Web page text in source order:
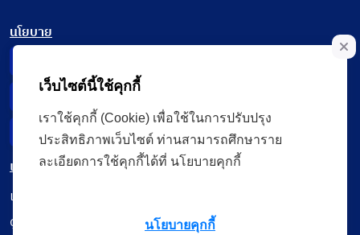
นโยบาย
Data Subject Right
Incident Report
เมนู
เรียนออนไลน์
ดูถ่ายทอดสด
เว็บไซต์นี้ใช้คุกกี้
เราใช้คุกกี้ (Cookie) เพื่อใช้ในการปรับปรุง
ประสิทธิภาพเว็บไซต์ ท่านสามารถศึกษาราย
ละเอียดการใช้คุกกี้ได้ที่ นโยบายคุกกี้
นโยบายคุกกี้